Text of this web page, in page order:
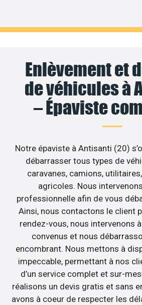
Enlèvement et
de véhicules à
– Épaviste
Notre épaviste à Antisanti (20)
débarrasser tous types de
caravanes, camions,
agricoles. Nous
professionnelle afin de vous
Ainsi, nous contactons le client
rendez-vous, nous intervenons
convenus et nous
encombrant. Nous mettons à
impeccable, permettant à nos
d’un service complet et sur-
réalisons un devis gratis et sans
avons à coeur de respecter les